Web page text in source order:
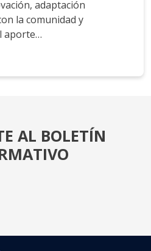
adaptación
la comunidad y
aporte…
AL BOLETÍN